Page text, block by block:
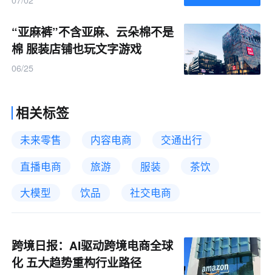
“亚麻裤”不含亚麻、云朵棉不是
棉 服装店铺也玩文字游戏
06/25
相关标签
未来零售 内容电商
交通出行
直播电商
旅游 服装
茶饮
大模型
饮品 社交电商
跨境日报：AI驱动跨境电商全球
化 五大趋势重构行业路径